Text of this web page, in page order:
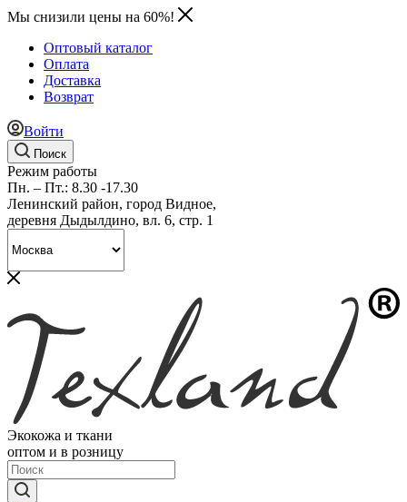
Мы снизили цены на 60%!
Оптовый каталог
Оплата
Доставка
Возврат
Войти
Поиск
Режим работы
Пн. – Пт.: 8.30 -17.30
Ленинский район, город Видное,
деревня Дыдылдино, вл. 6, стр. 1
Экокожа и ткани
оптом и в розницу